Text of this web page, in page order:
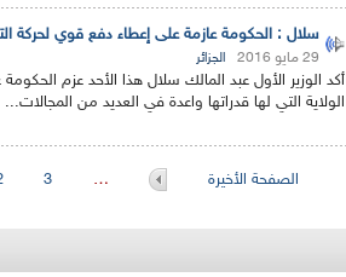
سلال : الحكومة عازمة على إعطاء دفع قوي لحركة
29 مايو 2016 الجزائر
أكد الوزير الأول عبد المالك سلال هذا الأحد عزم
الولاية التي لها قدراتها واعدة في العديد من المجالات...
3 … الصفحة الأخيرة